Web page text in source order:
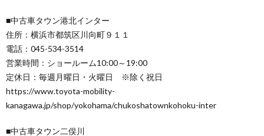
■中古車タウン港北インター
住所：横浜市都筑区川向町９１１
電話：045-534-3514
営業時間：ショールーム10:00～19:00
定休日：毎週月曜日・火曜日 ※除く祝日
https://www.toyota-mobility-
kanagawa.jp/shop/yokohama/chukoshatownkohoku-inter
■中古車タウン二俣川